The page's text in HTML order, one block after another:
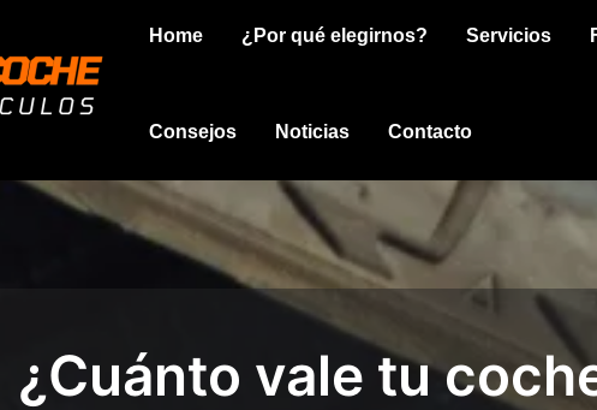
Home ¿Por qué elegirnos? Servicios
Consejos Noticias Contacto
¿Cuánto vale tu